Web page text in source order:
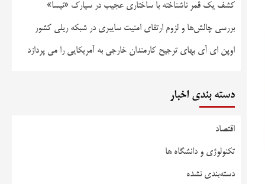
کشف یک قمر ناشناخته با ساختاری عجیب در سیارک «نیسا»
بررسی چالش‌ها و لزوم ارتقای امنیت سایبری در شبکه ریلی کشور
اوپن ای آی بهای ترجیح کارمندان خارجی به آمریکایی را می پردازد
دسته بندی اخبار
اقتصاد
تکنولوژی و دانشگاه ها
دسته‌بندی نشده